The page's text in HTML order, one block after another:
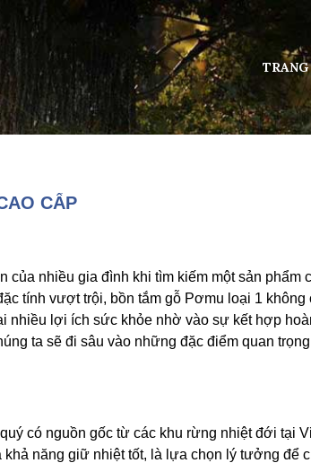
CẤP
của nhiều gia đình khi tìm kiếm một sản phẩm
tính vượt trội, bồn tắm gỗ Pơmu loại 1 không
nhiều lợi ích sức khỏe nhờ vào sự kết hợp
ta sẽ đi sâu vào những đặc điểm quan
có nguồn gốc từ các khu rừng nhiệt đới tại
năng giữ nhiệt tốt, là lựa chọn lý tưởng để